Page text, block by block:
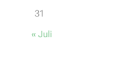
31
« Juli